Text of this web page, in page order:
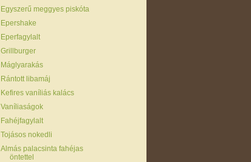
Egyszerű meggyes piskóta
Epershake
Eperfagylalt
Grillburger
Máglyarakás
Rántott libamáj
Kefires vaníliás kalács
Vaníliaságok
Fahéjfagylalt
Tojásos nokedli
Almás palacsinta fahéjas
öntettel